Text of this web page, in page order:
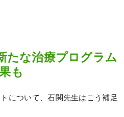
たな治療プログラム
も
について、石関先生はこう補足